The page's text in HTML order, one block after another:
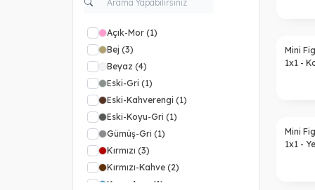
Açık-Mor (1)
Bej (3)
Beyaz (4)
Eski-Gri (1)
Eski-Kahverengi (1)
Eski-Koyu-Gri (1)
Gümüş-Gri (1)
Kırmızı (3)
Kırmızı-Kahve (2)
Koyu-Azur
(1)
Mini
1x1 -
Mini
1x1 -